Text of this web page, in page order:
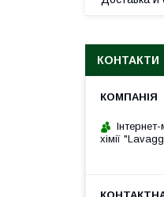
КОНТАКТИ
хімії